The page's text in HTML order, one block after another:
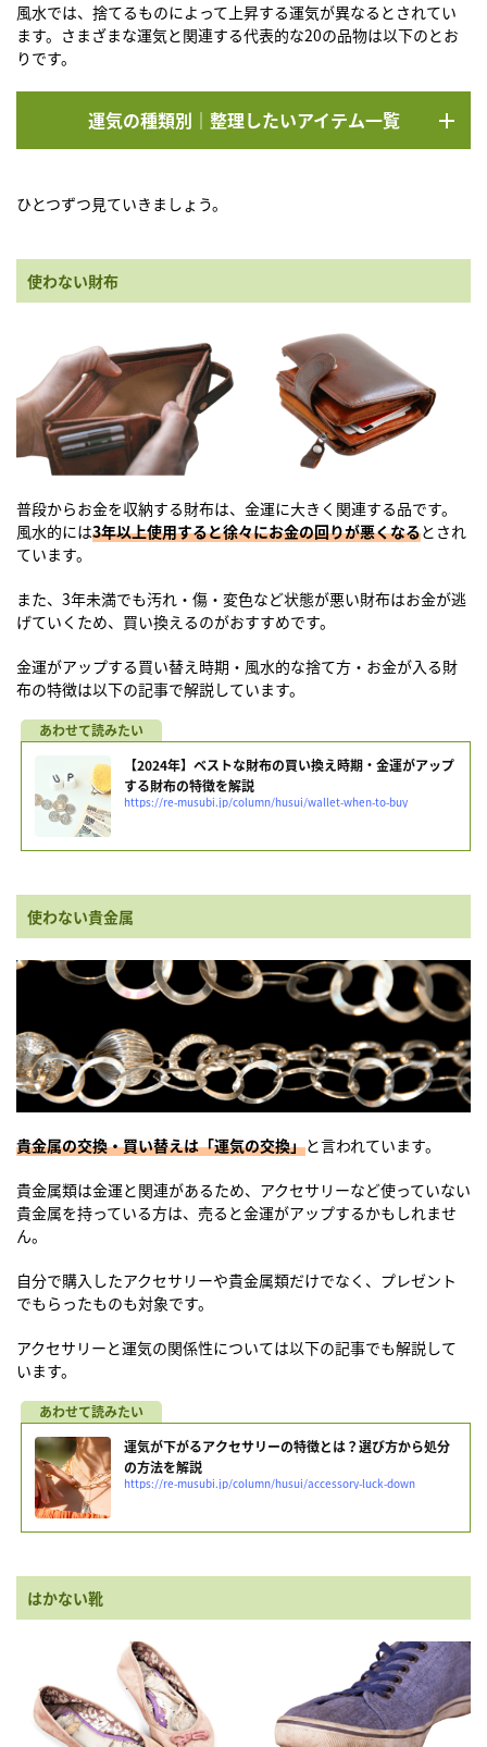
風水では、捨てるものによって上昇する運気が異なるとされてい
ます。さまざまな運気と関連する代表的な20の品物は以下のとお
りです。
運気の種類別｜整理したいアイテム一覧
ひとつずつ見ていきましょう。
使わない財布
普段からお金を収納する財布は、金運に大きく関連する品です。
風水的には3年以上使用すると徐々にお金の回りが悪くなるとされ
ています。
また、3年未満でも汚れ・傷・変色など状態が悪い財布はお金が逃
げていくため、買い換えるのがおすすめです。
金運がアップする買い替え時期・風水的な捨て方・お金が入る財
布の特徴は以下の記事で解説しています。
【2024年】ベストな財布の買い換え時期・金運がアップ
する財布の特徴を解説
https://re-musubi.jp/column/husui/wallet-when-to-buy
使わない貴金属
貴金属の交換・買い替えは「運気の交換」と言われています。
貴金属類は金運と関連があるため、アクセサリーなど使っていない
貴金属を持っている方は、売ると金運がアップするかもしれませ
ん。
自分で購入したアクセサリーや貴金属類だけでなく、プレゼント
でもらったものも対象です。
アクセサリーと運気の関係性については以下の記事でも解説して
います。
運気が下がるアクセサリーの特徴とは？選び方から処分
の方法を解説
https://re-musubi.jp/column/husui/accessory-luck-down
はかない靴